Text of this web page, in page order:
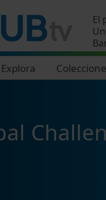
El
Explora